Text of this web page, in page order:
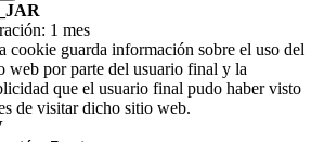
1 mes
cookie guarda información sobre el uso del
web por parte del usuario final y la
que el usuario final pudo haber visto
de visitar dicho sitio web.